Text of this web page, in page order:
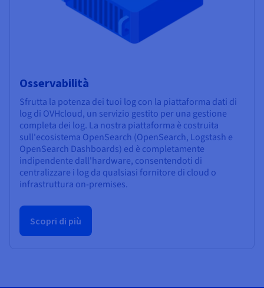
Osservabilità
Sfrutta la potenza dei tuoi log con la piattaforma dati di
log di OVHcloud, un servizio gestito per una gestione
completa dei log. La nostra piattaforma è costruita
sull'ecosistema OpenSearch (OpenSearch, Logstash e
OpenSearch Dashboards) ed è completamente
indipendente dall'hardware, consentendoti di
centralizzare i log da qualsiasi fornitore di cloud o
infrastruttura on-premises.
Scopri di più